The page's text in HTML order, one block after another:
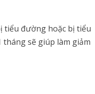
tiểu đường hoặc bị tiểu
sẽ giúp làm giảm